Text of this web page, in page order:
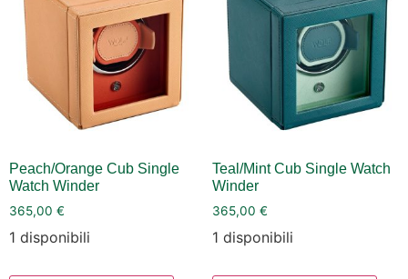
Peach/Orange Cub Single
Watch Winder
365,00 €
1 disponibili
Teal/Mint Cub Single Watch
Winder
365,00 €
1 disponibili